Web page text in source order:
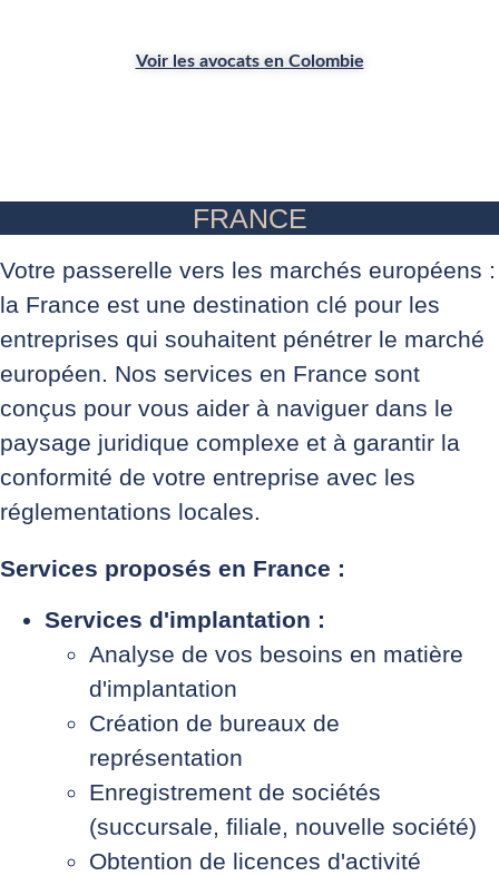
Voir les avocats en Colombie
FRANCE
Votre passerelle vers les marchés européens :
la France est une destination clé pour les
entreprises qui souhaitent pénétrer le marché
européen. Nos services en France sont
conçus pour vous aider à naviguer dans le
paysage juridique complexe et à garantir la
conformité de votre entreprise avec les
réglementations locales.
Services proposés en France :
Services d'implantation :
Analyse de vos besoins en matière
d'implantation
Création de bureaux de
représentation
Enregistrement de sociétés
(succursale, filiale, nouvelle société)
Obtention de licences d'activité